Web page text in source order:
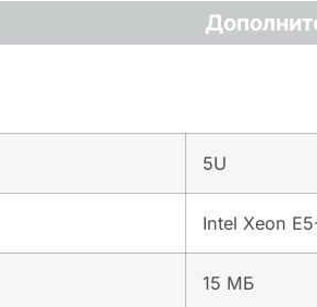
5U
Intel Xeon
15 МБ